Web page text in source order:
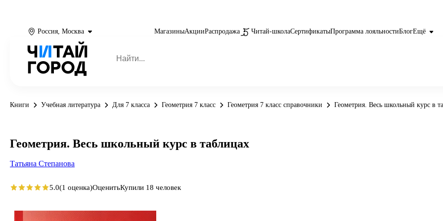
Россия, Москва МагазиныАкцииРаспродажа Читай-школаСертификатыПрограмма лояльностиБлогЕщё
Книги Учебная литература Для 7 класса Геометрия 7 класс Геометрия 7 класс справочники Геометрия. Весь школьный курс в
Геометрия. Весь школьный курс в таблицах
Татьяна Степанова
5.0(1 оценка)ОценитьКупили 18 человек